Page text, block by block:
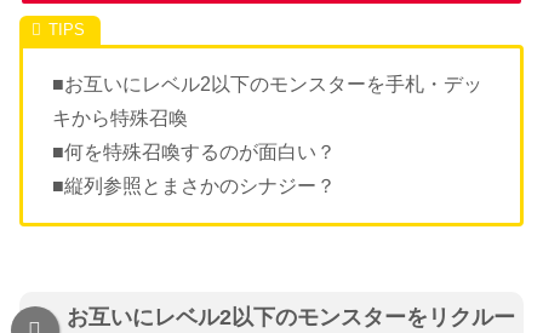
■お互いにレベル2以下のモンスターを手札・デッ
キから特殊召喚
■何を特殊召喚するのが面白い？
■縦列参照とまさかのシナジー？
お互いにレベル2以下のモンスターをリクルー